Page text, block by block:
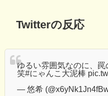
Twitterの反応
ゆるい雰囲気なのに、
笑#にゃんこ大泥棒
— 悠希